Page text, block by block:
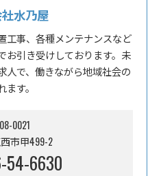
水乃屋
工事、各種メンテナンスなど
お引き受けしております。未
人で、働きながら地域社会の
す。
0021
市甲499-2
54-6630